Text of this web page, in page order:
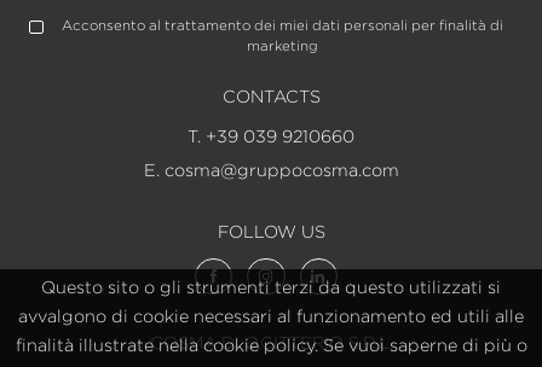
Questo sito o gli strumenti terzi da questo utilizzati si
avvalgono di cookie necessari al funzionamento ed utili alle
finalità illustrate nella cookie policy. Se vuoi saperne di più o
Acconsento al trattamento dei miei dati personali per finalità di
marketing
CONTACTS
T. +39 039 9210660
E. cosma@gruppocosma.com
FOLLOW US
COSMA DI O.CITTERIO S.R.L.